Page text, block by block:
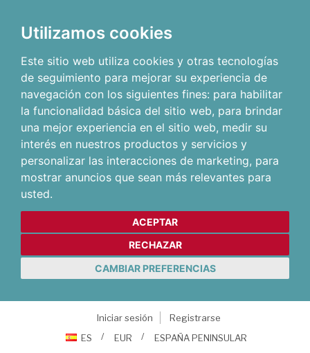
Utilizamos cookies
Este sitio web utiliza cookies y otras tecnologías
de seguimiento para mejorar su experiencia de
navegación con los siguientes fines: para habilitar
la funcionalidad básica del sitio web, para brindar
una mejor experiencia en el sitio web, medir su
interés en nuestros productos y servicios y
personalizar las interacciones de marketing, para
mostrar anuncios que sean más relevantes para
usted.
ACEPTAR
RECHAZAR
CAMBIAR PREFERENCIAS
Iniciar sesión
Registrarse
ES
EUR ESPAÑA PENINSULAR